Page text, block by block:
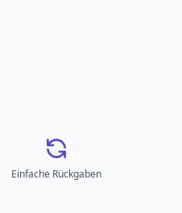
Einfache Rückgaben